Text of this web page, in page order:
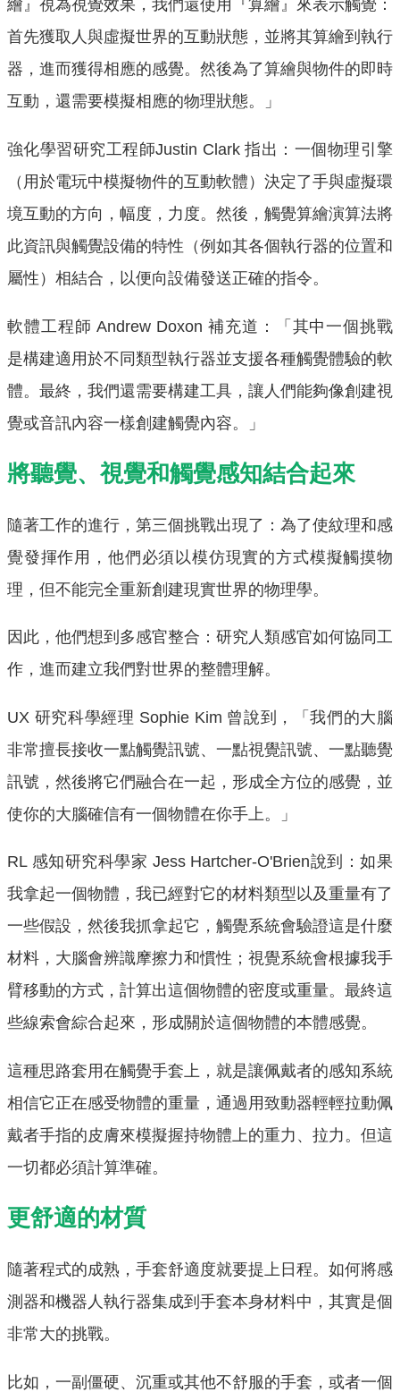
繪』視為視覺效果，我們還使用『算繪』來表示觸覺：
首先獲取人與虛擬世界的互動狀態，並將其算繪到執行
器，進而獲得相應的感覺。然後為了算繪與物件的即時
互動，還需要模擬相應的物理狀態。」
強化學習研究工程師Justin Clark 指出：一個物理引擎
（用於電玩中模擬物件的互動軟體）決定了手與虛擬環
境互動的方向，幅度，力度。然後，觸覺算繪演算法將
此資訊與觸覺設備的特性（例如其各個執行器的位置和
屬性）相結合，以便向設備發送正確的指令。
軟體工程師 Andrew Doxon 補充道：「其中一個挑戰
是構建適用於不同類型執行器並支援各種觸覺體驗的軟
體。最終，我們還需要構建工具，讓人們能夠像創建視
覺或音訊內容一樣創建觸覺內容。」
將聽覺、視覺和觸覺感知結合起來
隨著工作的進行，第三個挑戰出現了：為了使紋理和感
覺發揮作用，他們必須以模仿現實的方式模擬觸摸物
理，但不能完全重新創建現實世界的物理學。
因此，他們想到多感官整合：研究人類感官如何協同工
作，進而建立我們對世界的整體理解。
UX 研究科學經理 Sophie Kim 曾說到，「我們的大腦
非常擅長接收一點觸覺訊號、一點視覺訊號、一點聽覺
訊號，然後將它們融合在一起，形成全方位的感覺，並
使你的大腦確信有一個物體在你手上。」
RL 感知研究科學家 Jess Hartcher-O'Brien說到：如果
我拿起一個物體，我已經對它的材料類型以及重量有了
一些假設，然後我抓拿起它，觸覺系統會驗證這是什麼
材料，大腦會辨識摩擦力和慣性；視覺系統會根據我手
臂移動的方式，計算出這個物體的密度或重量。最終這
些線索會綜合起來，形成關於這個物體的本體感覺。
這種思路套用在觸覺手套上，就是讓佩戴者的感知系統
相信它正在感受物體的重量，通過用致動器輕輕拉動佩
戴者手指的皮膚來模擬握持物體上的重力、拉力。但這
一切都必須計算準確。
更舒適的材質
隨著程式的成熟，手套舒適度就要提上日程。如何將感
測器和機器人執行器集成到手套本身材料中，其實是個
非常大的挑戰。
比如，一副僵硬、沉重或其他不舒服的手套，或者一個